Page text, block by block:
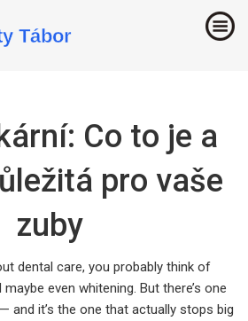
Co to je a
pro vaše
zuby
dental care, you probably think of
even whitening. But there’s one
and it’s the one that actually stops big